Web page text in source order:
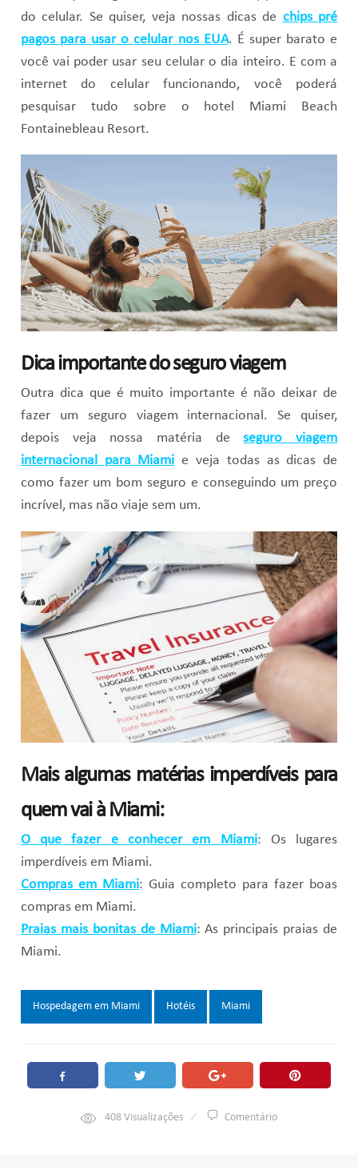
do celular. Se quiser, veja nossas dicas de chips pré
pagos para usar o celular nos EUA. É super barato e
você vai poder usar seu celular o dia inteiro. E com a
internet do celular funcionando, você poderá
pesquisar tudo sobre o hotel Miami Beach
Fontainebleau Resort.
Dica importante do seguro viagem
Outra dica que é muito importante é não deixar de
fazer um seguro viagem internacional. Se quiser,
depois veja nossa matéria deseguro viagem
internacional para Miami e veja todas as dicas de
como fazer um bom seguro e conseguindo um preço
incrível, mas não viaje sem um.
Mais algumas matérias imperdíveis para
quem vai à Miami:
O que fazer e conhecer em Miami: Os lugares
imperdíveis em Miami.
Compras em Miami: Guia completo para fazer boas
compras em Miami.
Praias mais bonitas de Miami: As principais praias de
Miami.
Tags:
Hospedagem em Miami Hotéis Miami
408Visualizações Comentário